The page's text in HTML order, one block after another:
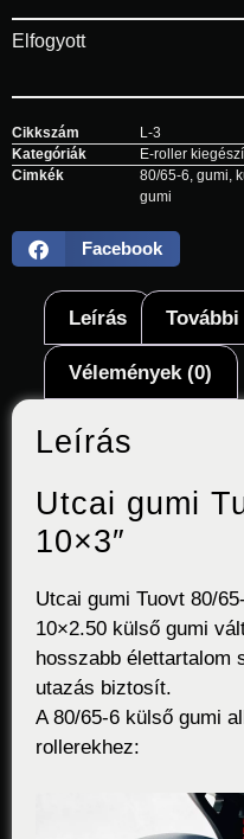
Elfogyott
Cikkszám
L-3
Kategóriák
E-roller
Cimkék
80/65-6, gumi,
gumi
Facebook
Leírás
Vélemények (0)
Leírás
Utcai gumi
10×3″
Utcai gumi Tuovt 80/
10×2.50 külső gumi
hosszabb élettartalom
utazás biztosít.
A 80/65-6 külső gumi
rollerekhez: